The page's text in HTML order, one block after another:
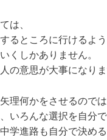
は、
るところに行けるよ
くしかありません。
の意思が大事になりま
理何かをさせるのでは
いろんな選択を自分
学進路も自分で決める